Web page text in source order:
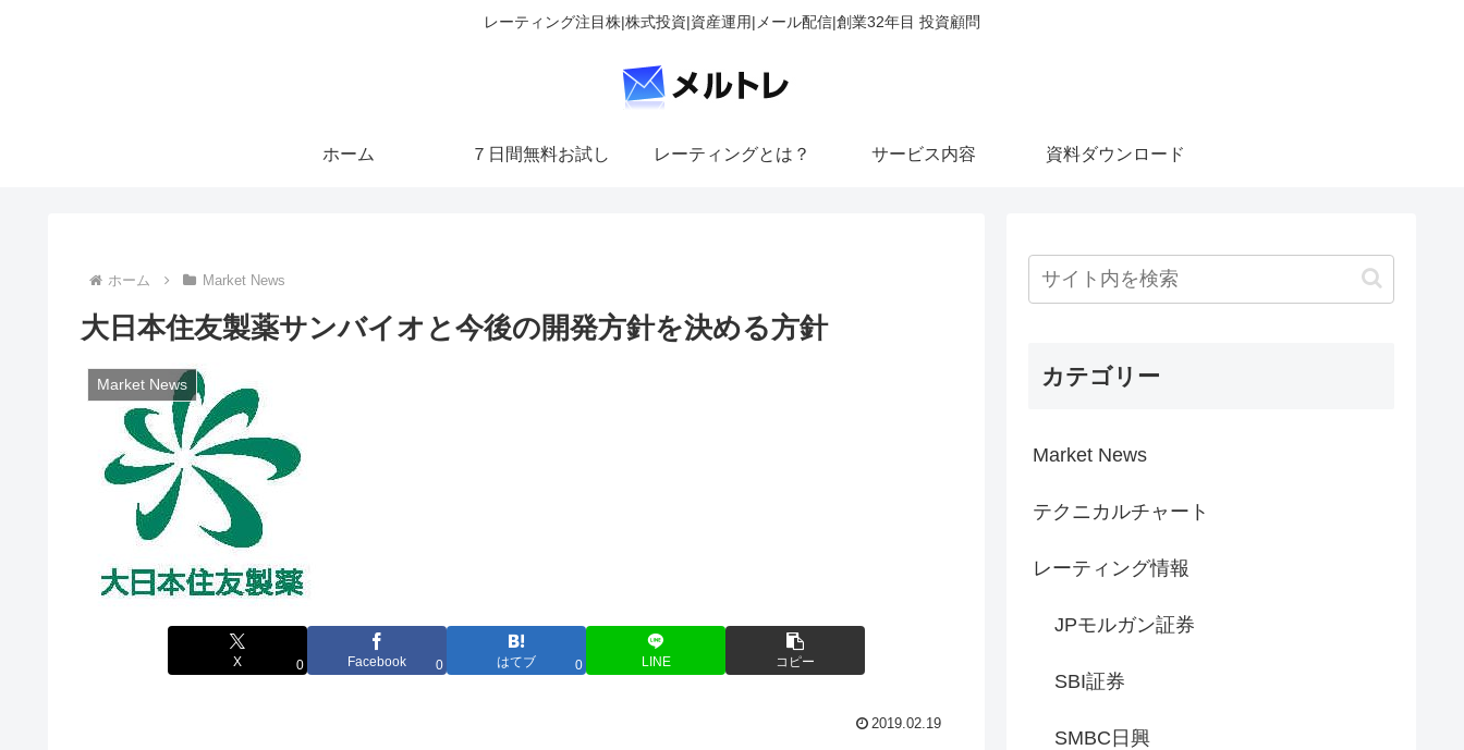
レーティング注目株|株式投資|資産運用|メール配信|創業32年目 投資顧問
ホーム ７日間無料お試し レーティングとは？ サービス内容 資料ダウンロード
ホーム Market News
大日本住友製薬サンバイオと今後の開発方針を決める方針
Market News
X 0 Facebook 0 はてブ 0 LINE コピー
2019.02.19
カテゴリー
Market News
テクニカルチャート
レーティング情報
JPモルガン証券
SBI証券
SMBC日興